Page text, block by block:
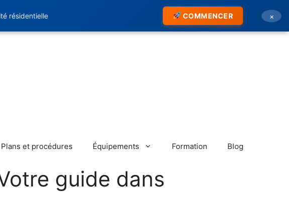
résidentielle COMMENCER ×
Plans et procédures Équipements Formation Blog
guide dans